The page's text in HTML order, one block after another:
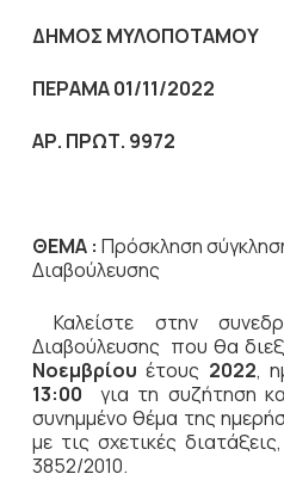
ΔΗΜΟΣ ΜΥΛΟΠΟΤΑΜΟΥ
ΠΕΡΑΜΑ 01/11/2022
ΑΡ. ΠΡΩΤ. 9972
ΘΕΜΑ : Πρόσκληση
Διαβούλευσης
Καλείστε στην
Διαβούλευσης που θα
Νοεμβρίου έτους 2022,
13:00 για τη συζήτηση
συνημμένο θέμα της
με τις σχετικές
3852/2010.